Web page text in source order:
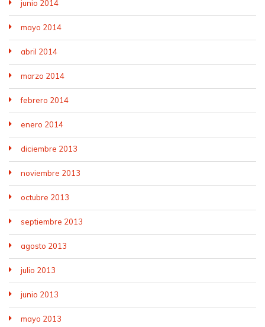
junio 2014
mayo 2014
abril 2014
marzo 2014
febrero 2014
enero 2014
diciembre 2013
noviembre 2013
octubre 2013
septiembre 2013
agosto 2013
julio 2013
junio 2013
mayo 2013